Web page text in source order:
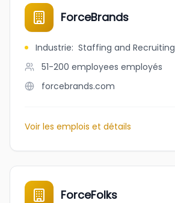
ForceBrands
Industrie: Staffing and Recruiting
51-200 employees employés
forcebrands.com
Voir les emplois et détails
ForceFolks